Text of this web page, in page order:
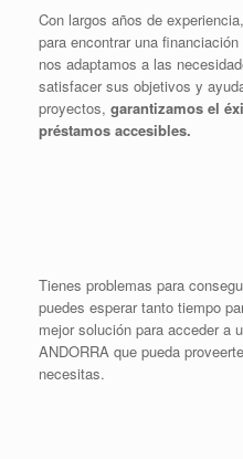
Con largos años de
para encontrar una
nos adaptamos a las
satisfacer sus objetivos y
proyectos, garantizamos el
préstamos accesibles.
Tienes problemas para
puedes esperar tanto tiempo
mejor solución para acceder a
ANDORRA que pueda
necesitas.